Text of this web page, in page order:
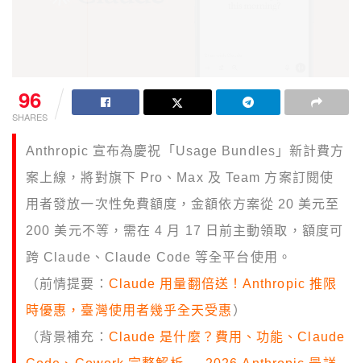
96
SHARES
Anthropic 宣布為慶祝「Usage Bundles」新計費方
案上線，將對旗下 Pro、Max 及 Team 方案訂閱使
用者發放一次性免費額度，金額依方案從 20 美元至
200 美元不等，需在 4 月 17 日前主動領取，額度可
跨 Claude、Claude Code 等全平台使用。
（前情提要： Claude 用量翻倍送！Anthropic 推限
時優惠，臺灣使用者幾乎全天受惠 ）
（背景補充： Claude 是什麼？費用、功能、Claude